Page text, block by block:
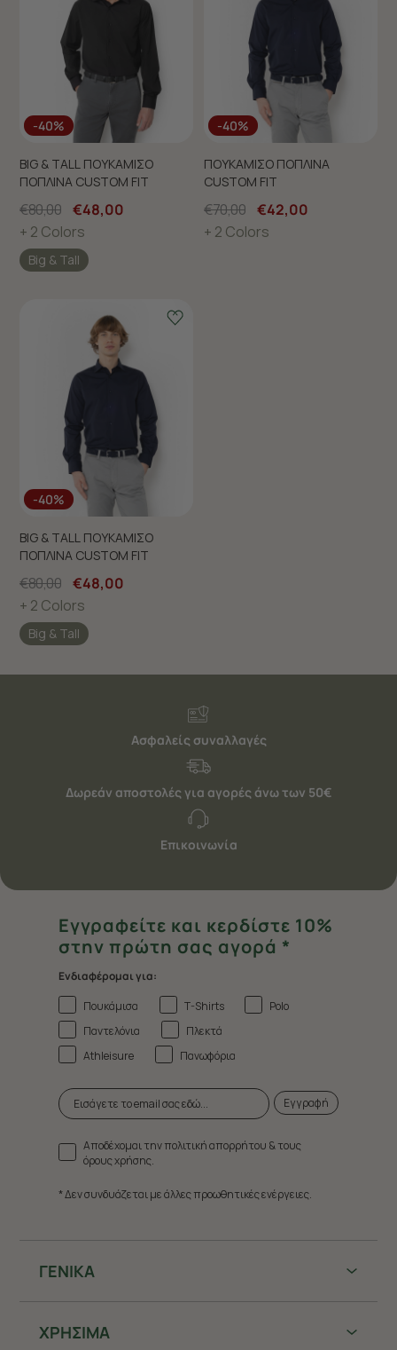
-40%
BIG & TALL ΠΟΥΚΑΜΙΣΟ
ΠΟΠΛΙΝΑ CUSTOM FIT
€80,00 €48,00
+ 2 Colors
Big & Tall
-40%
ΠΟΥΚΑΜΙΣΟ ΠΟΠΛΙΝΑ
CUSTOM FIT
€70,00 €42,00
+ 2 Colors
-40%
BIG & TALL ΠΟΥΚΑΜΙΣΟ
ΠΟΠΛΙΝΑ CUSTOM FIT
€80,00 €48,00
+ 2 Colors
Big & Tall
Ασφαλείς συναλλαγές
Δωρεάν αποστολές για αγορές άνω των 50€
Επικοινωνία
ΓΕΝΙΚΑ
ΧΡHΣΙΜΑ
Εγγραφείτε και κερδίστε 10%
στην πρώτη σας αγορά *
Ενδιαφέρομαι για:
Πουκάμισα
T-Shirts
Polo
Παντελόνια
Πλεκτά
Athleisure
Πανωφόρια
Εγγραφή
Αποδέχομαι την πολιτική απορρήτου & τους
όρους χρήσης.
* Δεν συνδυάζεται με άλλες προωθητικές ενέργειες.